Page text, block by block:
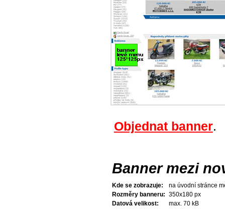
Objednat banner.
Banner mezi
Kde se zobrazuje:
na úvodní stránce
Rozměry banneru: 350x180 px
Datová velikost:
max. 70 kB